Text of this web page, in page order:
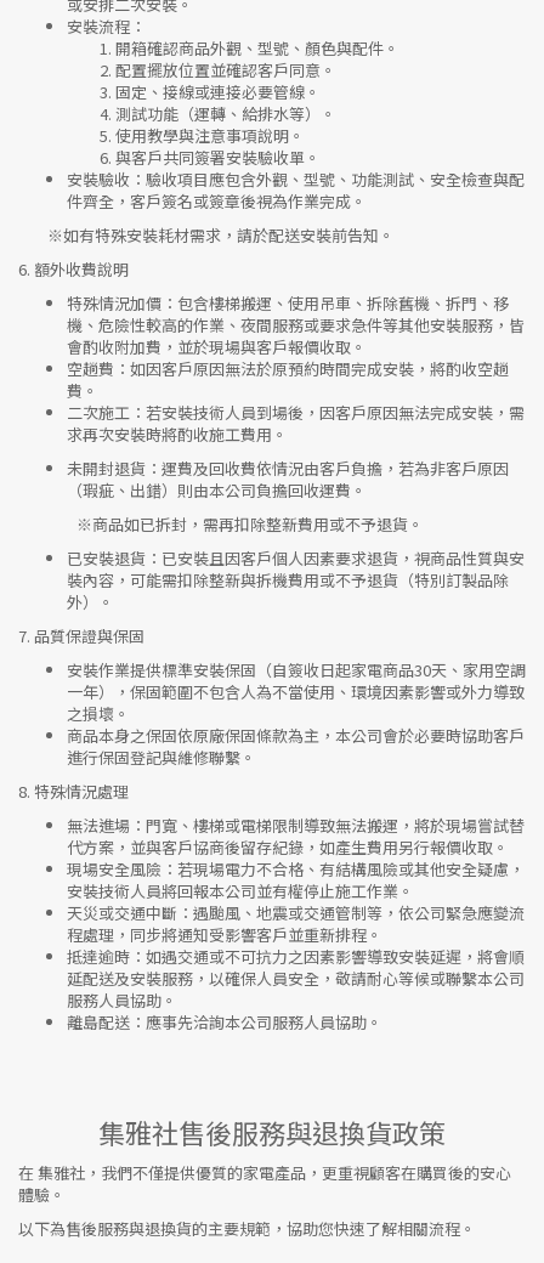
安裝流程 ：
開箱確認商品外觀、型號、顏色與配件。
配置擺放位置並確認客戶同意。
固定、接線或連接必要管線。
測試功能（運轉、給排水等）。
使用教學與注意事項說明。
與客戶共同簽署安裝驗收單。
安裝驗收 ：驗收項目應包含外觀、型號、功能測試、安全檢查與配
件齊全，客戶簽名或簽章後視為作業完成。
※如有特殊安裝耗材需求，請於配送安裝前告知。
6. 額外收費說明
特殊情況加價 ：包含樓梯搬運、使用吊車、拆除舊機、拆門、移
機、危險性較高的作業、夜間服務或要求急件等其他安裝服務，皆
會酌收附加費，並於現場與客戶報價收取。
空趟費 ：如因客戶原因無法於原預約時間完成安裝，將酌收空趟
費。
二次施工 ：若安裝技術人員到場後，因客戶原因無法完成安裝，需
求再次安裝時將酌收施工費用。
未開封退貨 ：運費及回收費依情況由客戶負擔，若為非客戶原因
（瑕疵、出錯）則由本公司負擔回收運費。
※商品如已拆封，需再扣除整新費用或不予退貨。
已安裝退貨 ：已安裝且因客戶個人因素要求退貨，視商品性質與安
裝內容，可能需扣除整新與拆機費用或不予退貨（特別訂製品除
外）。
7. 品質保證與保固
安裝作業提供標準安裝保固（自簽收日起家電商品30天、家用空調
一年），保固範圍不包含人為不當使用、環境因素影響或外力導致
之損壞。
商品本身之保固依原廠保固條款為主，本公司會於必要時協助客戶
進行保固登記與維修聯繫。
8. 特殊情況處理
無法進場 ：門寬、樓梯或電梯限制導致無法搬運，將於現場嘗試替
代方案，並與客戶協商後留存紀錄，如產生費用另行報價收取。
現場安全風險 ： 若現場電力不合格、有結構風險或其他安全疑慮，
安裝技術人員將回報本公司並有權停止施工作業。
天災或交通中斷 ：遇颱風、地震或交通管制等，依公司緊急應變流
程處理，同步將通知受影響客戶並重新排程。
抵達逾時 ：如遇交通或不可抗力之因素影響導致安裝延遲，將會順
延配送及安裝服務，以確保人員安全，敬請耐心等候或聯繫本公司
服務人員協助。
離島配送 ：應事先洽詢本公司服務人員協助。
集雅社售後服務與退換貨政策
在集雅社 ，我們不僅提供優質的家電產品，更重視顧客在購買後的安心
體驗。
以下為售後服務與退換貨的主要規範，協助您快速了解相關流程。